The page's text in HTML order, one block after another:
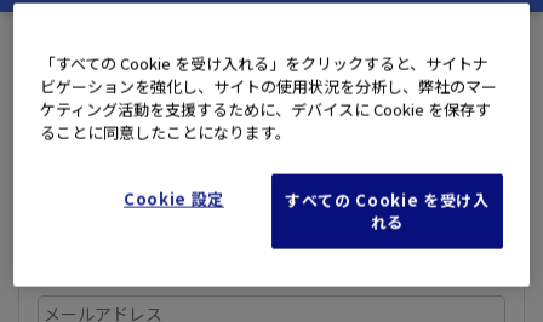
ログイン
OM SYSTEM MEMBERS(旧ズイコーフレンドクラブ)にご登録
いただいているメールアドレスとパスワードを入力してログ
「すべての Cookie を受け入れる」をクリックすると、サイトナ
ビゲーションを強化し、サイトの使用状況を分析し、弊社のマー
ケティング活動を支援するために、デバイスに Cookie を保存す
ることに同意したことになります。
Cookie 設定
すべての Cookie を受け入
れる